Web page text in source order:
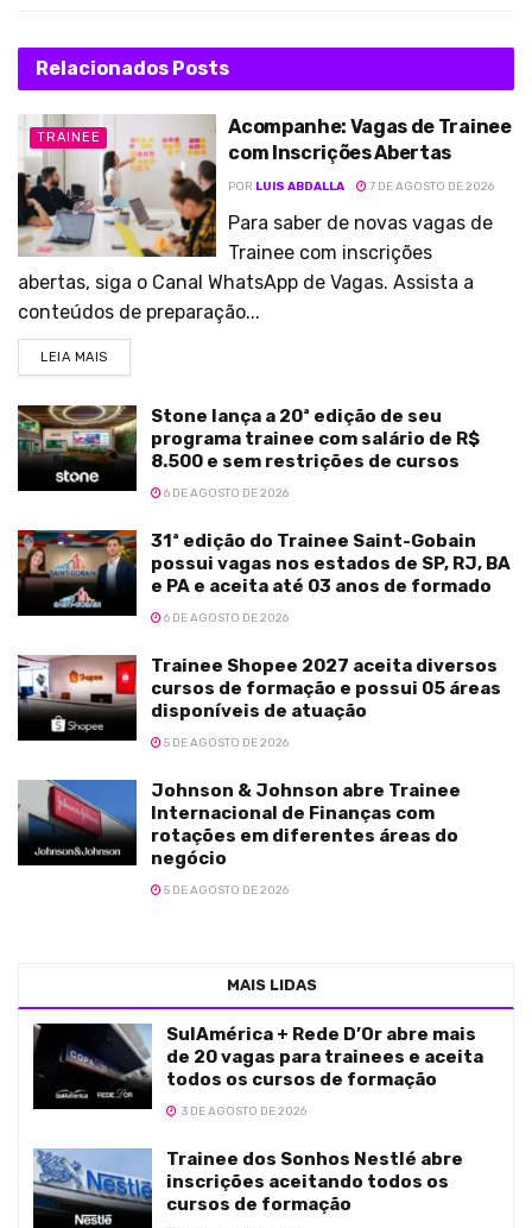
Relacionados Posts
TRAINEE
Acompanhe: Vagas de Trainee
com Inscrições Abertas
POR LUIS ABDALLA 7 DE AGOSTO DE 2026
Para saber de novas vagas de
Trainee com inscrições
abertas, siga o Canal WhatsApp de Vagas. Assista a
conteúdos de preparação...
LEIA MAIS
Stone lança a 20ª edição de seu
programa trainee com salário de R$
8.500 e sem restrições de cursos
6 DE AGOSTO DE 2026
31ª edição do Trainee Saint-Gobain
possui vagas nos estados de SP, RJ, BA
e PA e aceita até 03 anos de formado
6 DE AGOSTO DE 2026
Trainee Shopee 2027 aceita diversos
cursos de formação e possui 05 áreas
disponíveis de atuação
5 DE AGOSTO DE 2026
Johnson & Johnson abre Trainee
Internacional de Finanças com
rotações em diferentes áreas do
negócio
5 DE AGOSTO DE 2026
MAIS LIDAS
SulAmérica + Rede D’Or abre mais
de 20 vagas para trainees e aceita
todos os cursos de formação
3 DE AGOSTO DE 2026
Trainee dos Sonhos Nestlé abre
inscrições aceitando todos os
cursos de formação